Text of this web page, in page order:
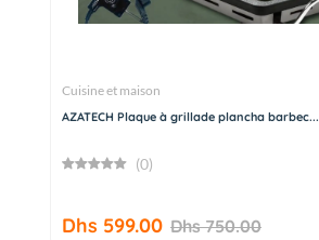
Cuisine et maison
AZATECH Plaque à grillade plancha barbec...
(0)
Dhs 599.00 Dhs 750.00